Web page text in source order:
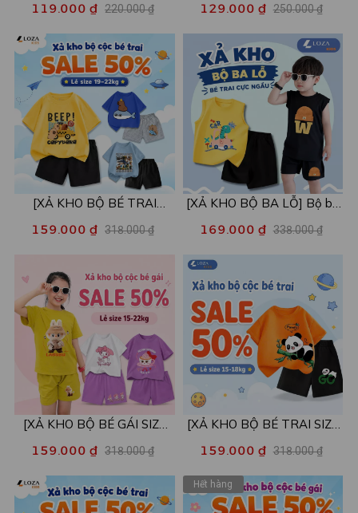
mẫu - Áo trẻ em từ 15-42kg
- Loza Kids XPL001
119.000 ₫ 220.000 ₫
còn 99k/c - Loza XA016
129.000 ₫ 250.000 ₫
[XẢ KHO BỘ BÉ TRAI
nhiều mẫu - Quần áo bé trai
XB003
159.000 ₫ 318.000 ₫
[XẢ KHO BỘ BA LỖ] Bộ ba
size từ 15-40kg - Quần áo
bé trai - Loza Kids XABL01
169.000 ₫ 338.000 ₫
[XẢ KHO BỘ BÉ GÁI SIZE
110,120] Bộ đồ cho bé gái
nhiều mẫu - Quần áo bé gái
nữ từ 15-22kg - Loza Kids
XB001
159.000 ₫ 318.000 ₫
[XẢ KHO BỘ BÉ TRAI SIZE
110] Bộ đồ cho bé trai nhiều
mẫu - Quần áo bé trai từ 15-
18kg - Loza Kids XB002
159.000 ₫ 318.000 ₫
Hết hàng